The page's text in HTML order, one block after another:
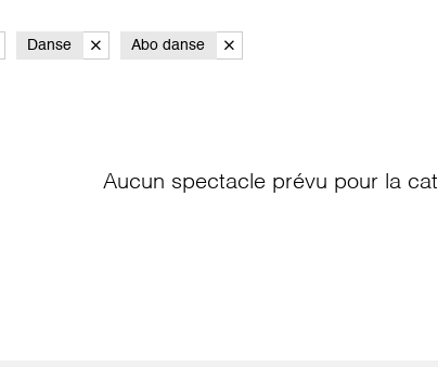
Danse Abo danse
Aucun spectacle prévu pour la